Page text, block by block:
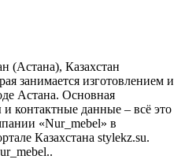
(Астана), Казахстан
занимается изготовлением и
Астана. Основная
контактные данные – всё это
«Nur_mebel» в
Казахстана stylekz.su.